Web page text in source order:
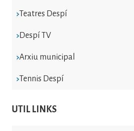
Teatres Despí
Despí TV
Arxiu municipal
Tennis Despí
UTIL LINKS